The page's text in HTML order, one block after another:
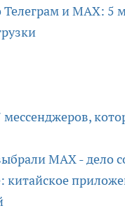
Телеграм и MAX: 5
MAX - дело